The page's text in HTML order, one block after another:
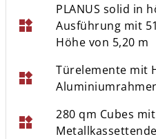
widgets
PLANUS solid in
Ausführung mit
Höhe von 5,20 m
widgets
Türelemente mit
widgets
280 qm Cubes